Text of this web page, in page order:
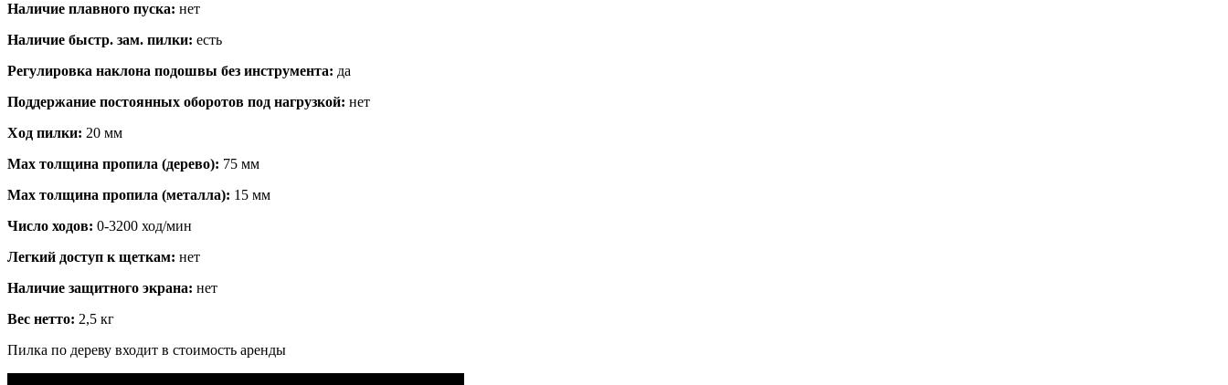
Наличие плавного пуска: нет
Наличие быстр. зам. пилки: есть
Регулировка наклона подошвы без инструмента: да
Поддержание постоянных оборотов под нагрузкой: нет
Ход пилки: 20 мм
Мах толщина пропила (дерево): 75 мм
Мах толщина пропила (металла): 15 мм
Число ходов: 0-3200 ход/мин
Легкий доступ к щеткам: нет
Наличие защитного экрана: нет
Вес нетто: 2,5 кг
Пилка по дереву входит в стоимость аренды